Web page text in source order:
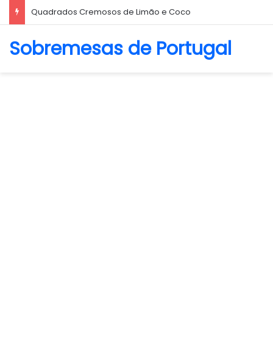
Quadrados Cremosos de Limão e Coco
Sobremesas de Portugal